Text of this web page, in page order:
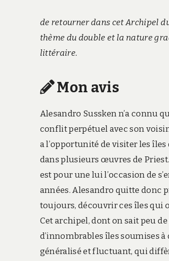
de retourner dans cet Archipel
thème du double et la nature
littéraire.
Mon avis
Alesandro Sussken n’a connu
conflit perpétuel avec son
a l’opportunité de visiter les
dans plusieurs œuvres de
est pour une lui l’occasion de
années. Alesandro quitte donc
toujours, découvrir ces îles qui
Cet archipel, dont on sait peu
d’innombrables îles soumises
généralisé et fluctuant, qui